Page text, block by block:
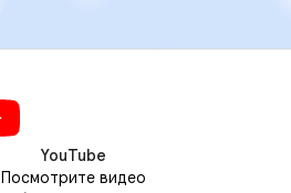
YouTube
Посмотрите видео